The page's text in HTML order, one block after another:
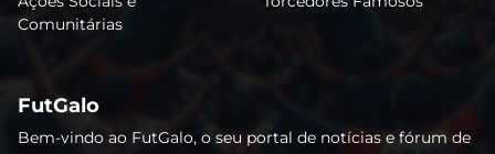
Comunitárias
FutGalo
Bem-vindo ao FutGalo, o seu portal de notícias e fórum de